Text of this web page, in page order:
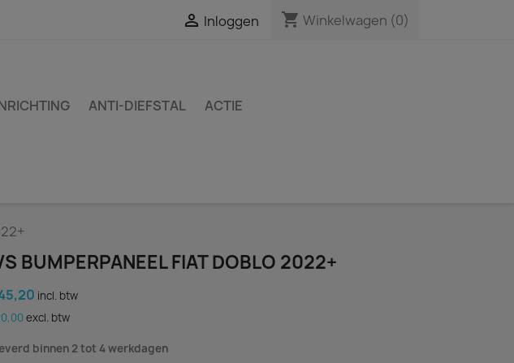
 Inloggen shopping_cart Winkelwagen (0)
ANTI-DIEFSTAL ACTIE
BUMPERPANEEL FIAT DOBLO 2022+
incl. btw
excl. btw
binnen 2 tot 4 werkdagen